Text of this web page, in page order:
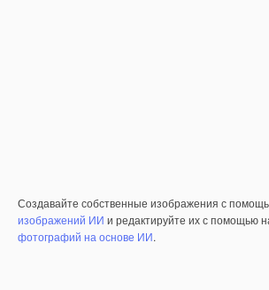
Создавайте собственные изображения с
изображений ИИ и редактируйте их с помощью
фотографий на основе ИИ.